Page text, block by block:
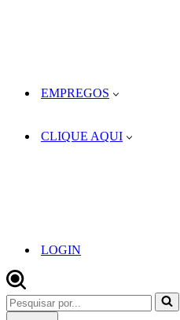
EMPREGOS
CLIQUE AQUI
LOGIN
Pesquisar
por...